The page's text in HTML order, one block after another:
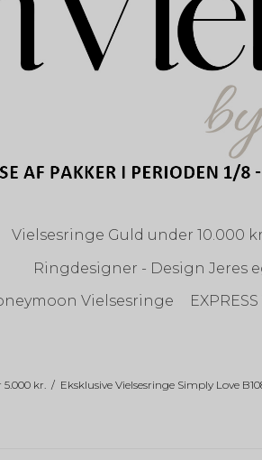
Vielsesringe Guld under 10.000
Ringdesigner - Design Jeres
Vielsesringe
5.000 kr. / Eksklusive Vielsesringe Simply Love